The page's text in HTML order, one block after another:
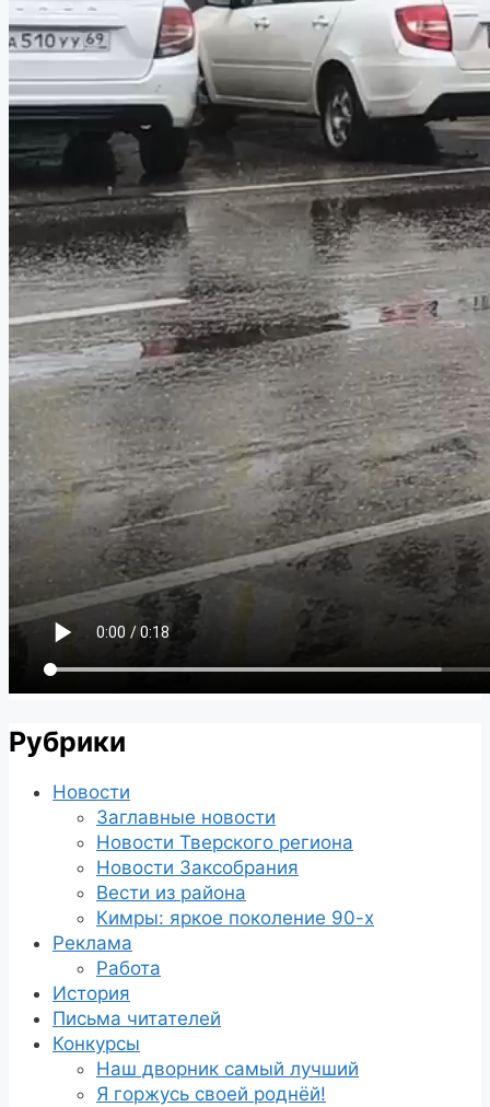
Рубрики
Новости
Заглавные новости
Новости Тверского региона
Новости Заксобрания
Вести из района
Кимры: яркое поколение 90-х
Реклама
Работа
История
Письма читателей
Конкурсы
Наш дворник самый лучший
Я горжусь своей роднёй!